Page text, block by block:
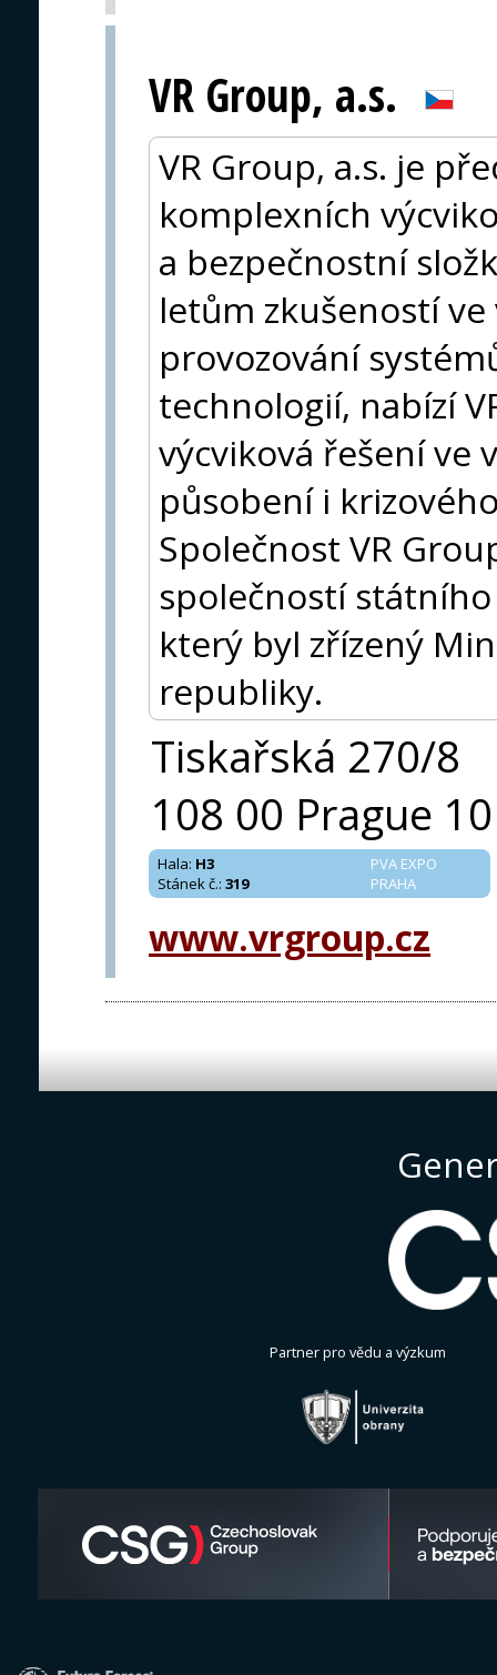
VR Group, a.s.
VR Group, a.s. je
komplexních
a bezpečnostní
letům zkušeností
provozování
technologií, nabízí
výcviková řešení ve
působení i
Společnost VR
společností státního
který byl zřízený
republiky.
Tiskařská 270/8
108 00 Prague 10
PVA EXPO
PRAHA
Hala: H3
Stánek č.: 319
www.vrgroup.cz
Partner pro vědu a výzkum